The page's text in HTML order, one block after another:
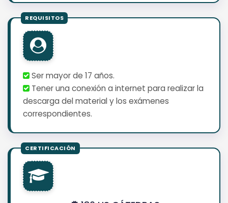
Ser mayor de 17 años.
Tener una conexión a internet para realizar la
descarga del material y los exámenes
correspondientes.